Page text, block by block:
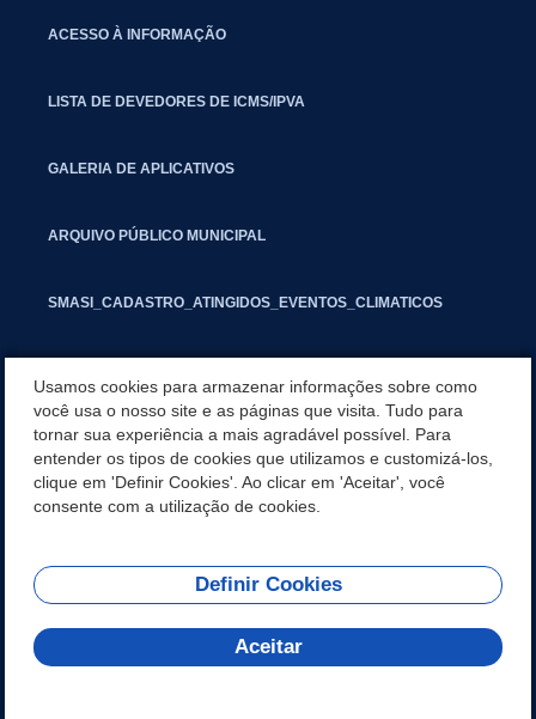
ACESSO À INFORMAÇÃO
LISTA DE DEVEDORES DE ICMS/IPVA
GALERIA DE APLICATIVOS
ARQUIVO PÚBLICO MUNICIPAL
SMASI_CADASTRO_ATINGIDOS_EVENTOS_CLIMATICOS
INFORMATIVO PIT
SEGUNDA VIA IPTU
REDES SOCIAIS
Usamos cookies para armazenar informações sobre como
você usa o nosso site e as páginas que visita. Tudo para
tornar sua experiência a mais agradável possível. Para
entender os tipos de cookies que utilizamos e customizá-los,
clique em 'Definir Cookies'. Ao clicar em 'Aceitar', você
consente com a utilização de cookies.
Definir Cookies
Aceitar